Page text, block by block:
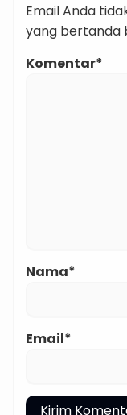
Email Anda
yang bertanda
Komentar*
Nama*
Email*